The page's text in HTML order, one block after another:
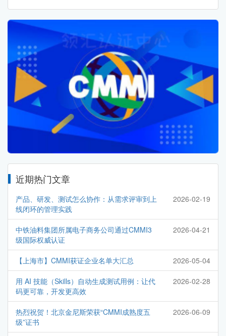
近期热门文章
产品、研发、测试怎么协作：从需求评审到上
线闭环的管理实践
2026-02-19
中铁油料集团所属电子商务公司通过CMMI3
级国际权威认证
2026-04-21
【上海市】CMMI获证企业名单大汇总 2026-05-04
用 AI 技能（Skills）自动生成测试用例：让代
码更可靠，开发更高效
2026-02-28
热烈祝贺！北京金尼斯荣获“CMMI成熟度五
级”证书
2026-06-09